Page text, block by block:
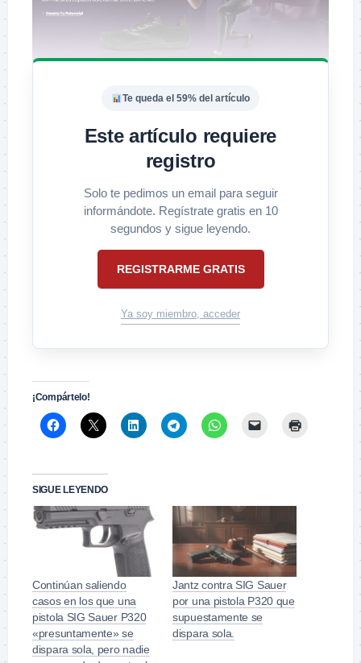
Te queda el 59% del artículo
Este artículo requiere
registro
Solo te pedimos un email para seguir
informándote. Regístrate gratis en 10
segundos y sigue leyendo.
REGISTRARME GRATIS
Ya soy miembro, acceder
¡Compártelo!
SIGUE LEYENDO
Continúan saliendo
casos en los que una
pistola SIG Sauer P320
«presuntamente» se
dispara sola, pero nadie
Jantz contra SIG Sauer
por una pistola P320 que
supuestamente se
dispara sola.